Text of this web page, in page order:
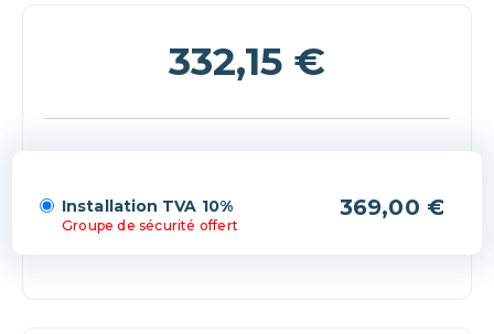
332,15 €
Installation TVA 10% (+369,00 €)
Groupe de sécurité offert